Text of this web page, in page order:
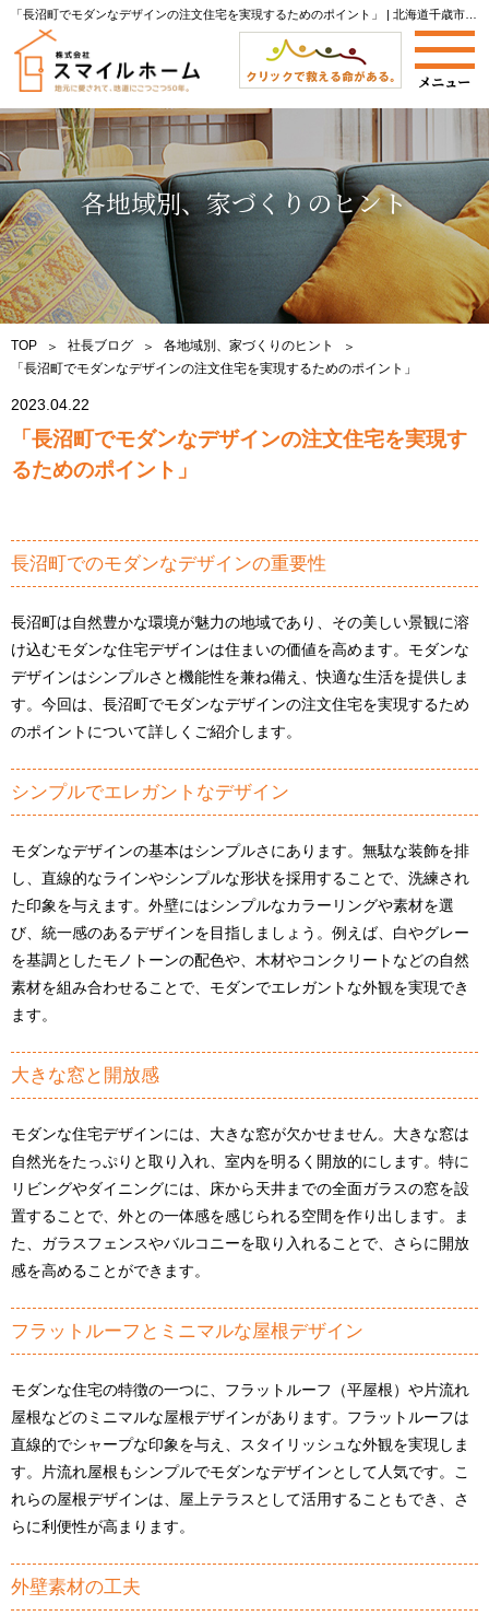
各地域別、家づくりのヒント
TOP 社長ブログ
各地域別、家づくりのヒント
「長沼町でモダンなデザインの注文住宅を実現するためのポイント」
2023.04.22
「長沼町でモダンなデザインの注文住宅を実現す
るためのポイント」
長沼町でのモダンなデザインの重要性
長沼町は自然豊かな環境が魅力の地域であり、その美しい景観に溶
け込むモダンな住宅デザインは住まいの価値を高めます。モダンな
デザインはシンプルさと機能性を兼ね備え、快適な生活を提供しま
す。今回は、長沼町でモダンなデザインの注文住宅を実現するため
のポイントについて詳しくご紹介します。
シンプルでエレガントなデザイン
モダンなデザインの基本はシンプルさにあります。無駄な装飾を排
し、直線的なラインやシンプルな形状を採用することで、洗練され
た印象を与えます。外壁にはシンプルなカラーリングや素材を選
び、統一感のあるデザインを目指しましょう。例えば、白やグレー
を基調としたモノトーンの配色や、木材やコンクリートなどの自然
素材を組み合わせることで、モダンでエレガントな外観を実現でき
ます。
大きな窓と開放感
モダンな住宅デザインには、大きな窓が欠かせません。大きな窓は
自然光をたっぷりと取り入れ、室内を明るく開放的にします。特に
リビングやダイニングには、床から天井までの全面ガラスの窓を設
置することで、外との一体感を感じられる空間を作り出します。ま
た、ガラスフェンスやバルコニーを取り入れることで、さらに開放
感を高めることができます。
フラットルーフとミニマルな屋根デザイン
モダンな住宅の特徴の一つに、フラットルーフ（平屋根）や片流れ
屋根などのミニマルな屋根デザインがあります。フラットルーフは
直線的でシャープな印象を与え、スタイリッシュな外観を実現しま
す。片流れ屋根もシンプルでモダンなデザインとして人気です。こ
れらの屋根デザインは、屋上テラスとして活用することもでき、さ
らに利便性が高まります。
外壁素材の工夫